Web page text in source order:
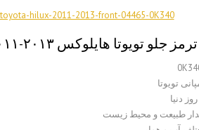
جلو تویوتا هایلوکس ۲۰۱۳-۲۰۱۱
تویوتا
دنیا
طبیعت و محیط زیست